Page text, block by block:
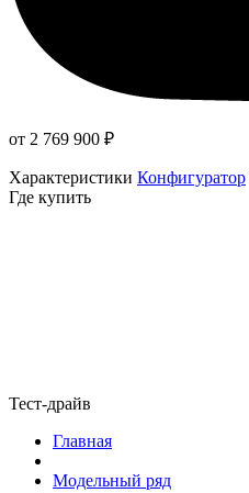
от 2 769 900 ₽
Характеристики Конфигуратор
Где купить
Тест-драйв
Главная
Модельный ряд